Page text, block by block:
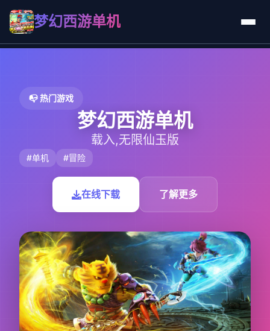
梦幻西游单机
📭 热门游戏
梦幻西游单机
载入,无限仙玉版
#单机 #冒险
在线下载 了解更多